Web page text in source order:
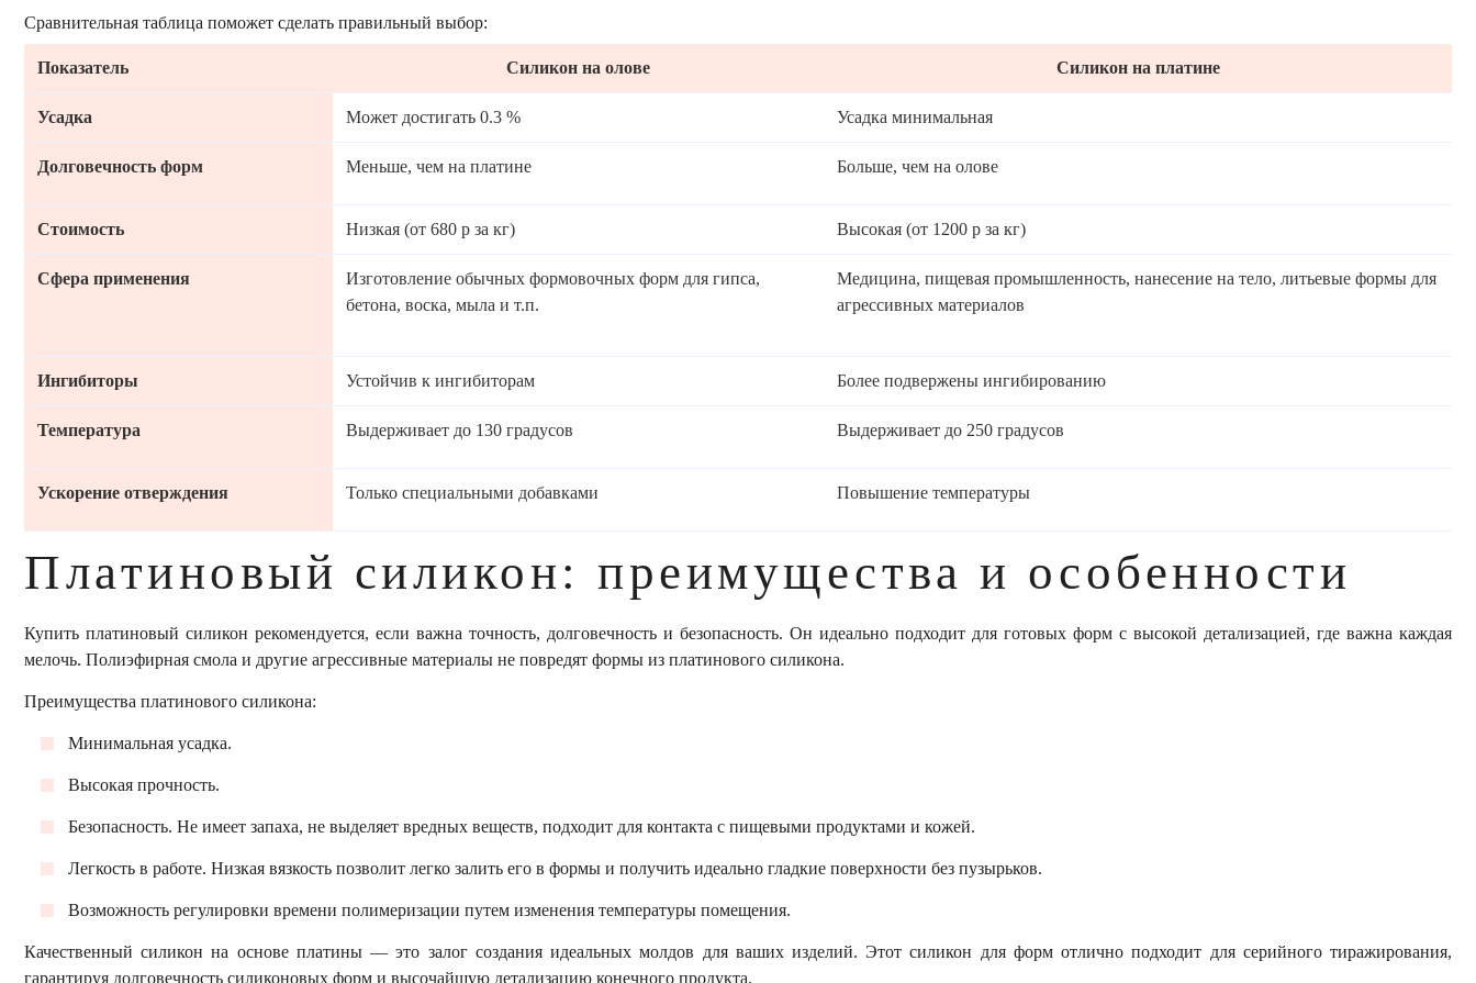
Сравнительная таблица поможет сделать правильный выбор:
Показатель Силикон на олове Силикон на платине
Усадка Может достигать 0.3 % Усадка минимальная
Долговечность форм Меньше, чем на платине Больше, чем на олове
Стоимость Низкая (от 680 р за кг) Высокая (от 1200 р за кг)
Сфера применения
Изготовление обычных формовочных форм для гипса,
бетона, воска, мыла и т.п.
Медицина, пищевая промышленность, нанесение на тело, литьевые формы для
агрессивных материалов
Ингибиторы Устойчив к ингибиторам Более подвержены ингибированию
Температура Выдерживает до 130 градусов Выдерживает до 250 градусов
Ускорение отверждения Только специальными добавками Повышение температуры
Платиновый силикон: преимущества и особенности
Купить платиновый силикон рекомендуется, если важна точность, долговечность и безопасность. Он идеально подходит для готовых форм с высокой детализацией, где важна каждая
мелочь. Полиэфирная смола и другие агрессивные материалы не повредят формы из платинового силикона.
Преимущества платинового силикона:
Минимальная усадка.
Высокая прочность.
Безопасность. Не имеет запаха, не выделяет вредных веществ, подходит для контакта с пищевыми продуктами и кожей.
Легкость в работе. Низкая вязкость позволит легко залить его в формы и получить идеально гладкие поверхности без пузырьков.
Возможность регулировки времени полимеризации путем изменения температуры помещения.
Качественный силикон на основе платины — это залог создания идеальных молдов для ваших изделий. Этот силикон для форм отлично подходит для серийного тиражирования,
гарантируя долговечность силиконовых форм и высочайшую детализацию конечного продукта.